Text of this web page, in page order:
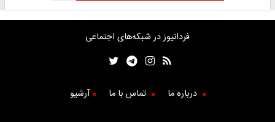
فردانیوز در شبکه‌های اجتماعی
درباره ما تماس با ما آرشیو